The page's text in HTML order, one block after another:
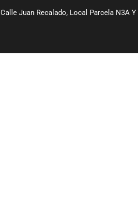
Calle Juan Recalado, Local Parcela N3A